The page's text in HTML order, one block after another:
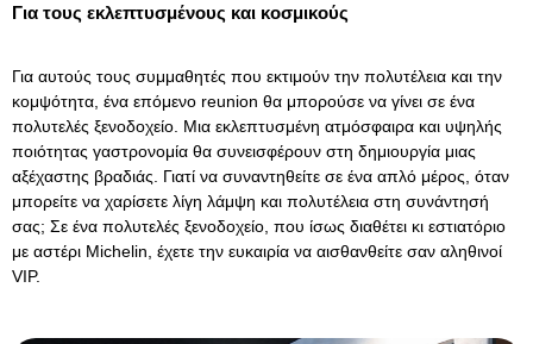
Για τους εκλεπτυσμένους και κοσμικούς
Για αυτούς τους συμμαθητές που εκτιμούν την πολυτέλεια και την
κομψότητα, ένα επόμενο reunion θα μπορούσε να γίνει σε ένα
πολυτελές ξενοδοχείο . Μια εκλεπτυσμένη ατμόσφαιρα και υψηλής
ποιότητας γαστρονομία θα συνεισφέρουν στη δημιουργία μιας
αξέχαστης βραδιάς. Γιατί να συναντηθείτε σε ένα απλό μέρος, όταν
μπορείτε να χαρίσετε λίγη λάμψη και πολυτέλεια στη συνάντησή
σας; Σε ένα πολυτελές ξενοδοχείο, που ίσως διαθέτει κι εστιατόριο
με αστέρι Michelin, έχετε την ευκαιρία να αισθανθείτε σαν αληθινοί
VIP.